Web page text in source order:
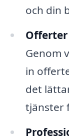
och din
Genom
in
det
tjänster